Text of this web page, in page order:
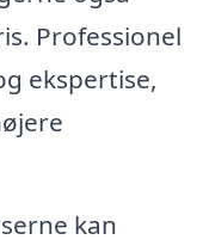
Professionel
ekspertise,
kan